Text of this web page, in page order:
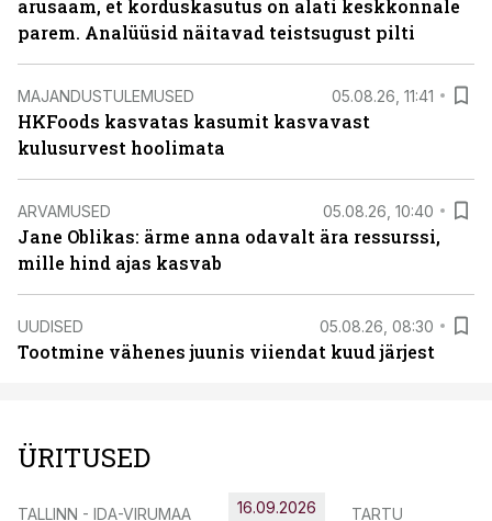
arusaam, et korduskasutus on alati keskkonnale
parem. Analüüsid näitavad teistsugust pilti
MAJANDUSTULEMUSED 05.08.26, 11:41
HKFoods kasvatas kasumit kasvavast
kulusurvest hoolimata
ARVAMUSED 05.08.26, 10:40
Jane Oblikas: ärme anna odavalt ära ressurssi,
mille hind ajas kasvab
UUDISED 05.08.26, 08:30
Tootmine vähenes juunis viiendat kuud järjest
ÜRITUSED
TALLINN - IDA-VIRUMAA 16.09.2026 TARTU